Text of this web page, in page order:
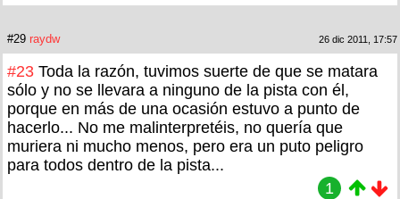
#29 raydw 26 dic 2011, 17:57
#23 Toda la razón, tuvimos suerte de que se matara
sólo y no se llevara a ninguno de la pista con él,
porque en más de una ocasión estuvo a punto de
hacerlo... No me malinterpretéis, no quería que
muriera ni mucho menos, pero era un puto peligro
para todos dentro de la pista...
1